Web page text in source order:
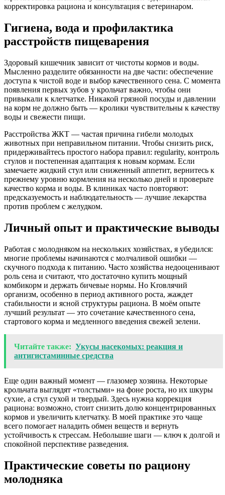
корректировка рациона и консультация с ветеринаром.
Гигиена, вода и профилактика
расстройств пищеварения
Здоровый кишечник зависит от чистоты кормов и воды.
Мысленно разделите обязанности на две части: обеспечение
доступа к чистой воде и выбор качественного сена. С момента
появления первых зубов у крольчат важно, чтобы они
привыкали к клетчатке. Никакой грязной посуды и давлении
на корм не должно быть — кролики чувствительны к качеству
воды и свежести пищи.
Расстройства ЖКТ — частая причина гибели молодых
животных при неправильном питании. Чтобы снизить риск,
придерживайтесь простого набора правил: regularity, контроль
стулов и постепенная адаптация к новым кормам. Если
замечаете жидкий стул или сниженный аппетит, вернитесь к
прежнему уровню кормления на несколько дней и проверьте
качество корма и воды. В клиниках часто повторяют:
предсказуемость и наблюдательность — лучшие лекарства
против проблем с желудком.
Личный опыт и практические выводы
Работая с молодняком на нескольких хозяйствах, я убедился:
многие проблемы начинаются с молчаливой ошибки —
скучного подхода к питанию. Часто хозяйства недооценивают
роль сена и считают, что достаточно купить мощный
комбикорм и держать бичевые нормы. Но Krовлячий
организм, особенно в период активного роста, жаждет
стабильности и ясной структуры рациона. В моём опыте
лучший результат — это сочетание качественного сена,
стартового корма и медленного введения свежей зелени.
Читайте также: Укусы насекомых: реакция и
антигистаминные средства
Еще один важный момент — глазомер хозяина. Некоторые
крольчата выглядят «толстыми» на фоне роста, но их шкуры
сухие, а стул сухой и твердый. Здесь нужна коррекция
рациона: возможно, стоит снизить долю концентрированных
кормов и увеличить клетчатку. В моей практике это чаще
всего помогает наладить обмен веществ и вернуть
устойчивость к стрессам. Небольшие шаги — ключ к долгой и
спокойной перспективе разведения.
Практические советы по рациону
молодняка